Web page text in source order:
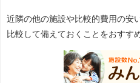
近隣の他の施設や比較的費用の安
比較して備えておくことをおすす